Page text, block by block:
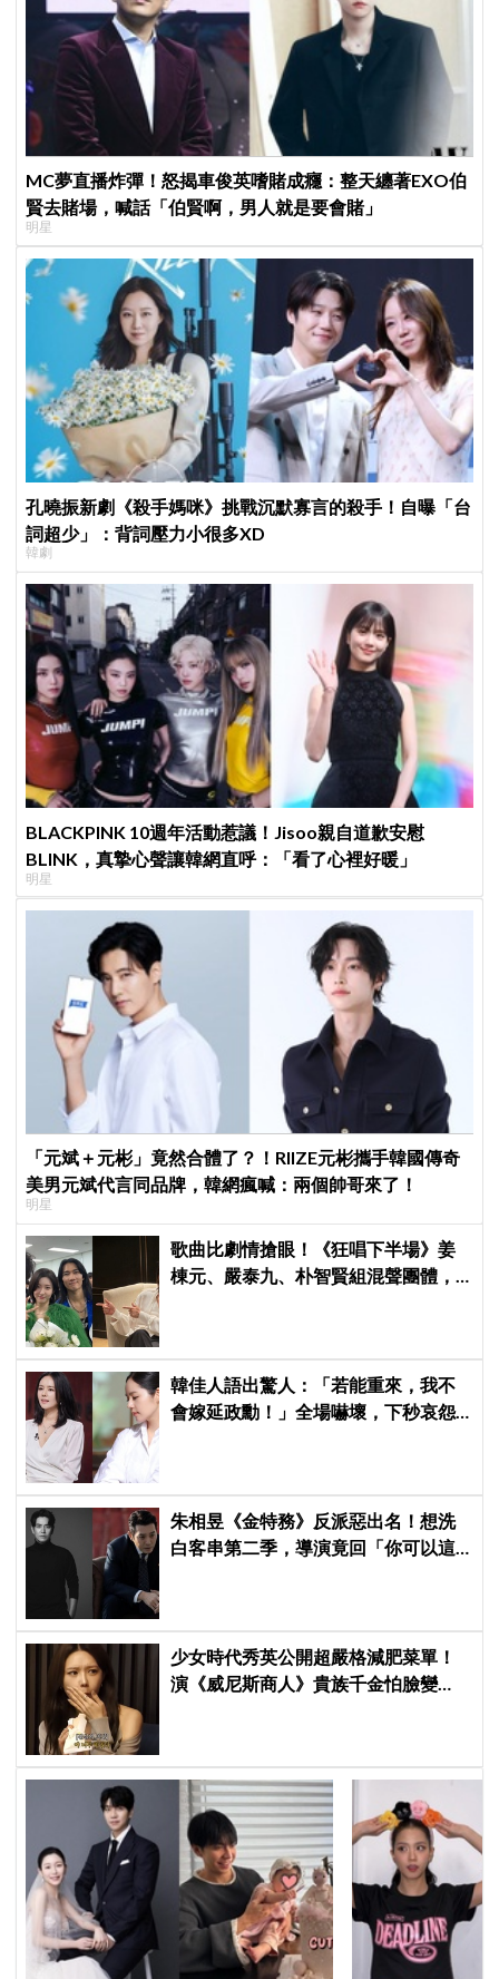
MC夢直播炸彈！怒揭車俊英嗜賭成癮：整天纏著EXO伯
賢去賭場，喊話「伯賢啊，男人就是要會賭」
明星
孔曉振新劇《殺手媽咪》挑戰沉默寡言的殺手！自曝「台
詞超少」：背詞壓力小很多XD
韓劇
BLACKPINK 10週年活動惹議！Jisoo親自道歉安慰
BLINK，真摯心聲讓韓網直呼：「看了心裡好暖」
明星
「元斌＋元彬」竟然合體了？！RIIZE元彬攜手韓國傳奇
美男元斌代言同品牌，韓網瘋喊：兩個帥哥來了！
明星
歌曲比劇情搶眼！《狂唱下半場》姜
棟元、嚴泰九、朴智賢組混聲團體，
韓佳人語出驚人：「若能重來，我不
會嫁延政勳！」全場嚇壞，下秒哀怨
朱相昱《金特務》反派惡出名！想洗
白客串第二季，導演竟回「你可以這
少女時代秀英公開超嚴格減肥菜單！
演《威尼斯商人》貴族千金怕臉變